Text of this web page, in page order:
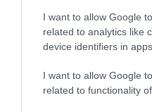
I want to allow Google
related to analytics like
device identifiers in apps.
I want to allow Google
related to functionality